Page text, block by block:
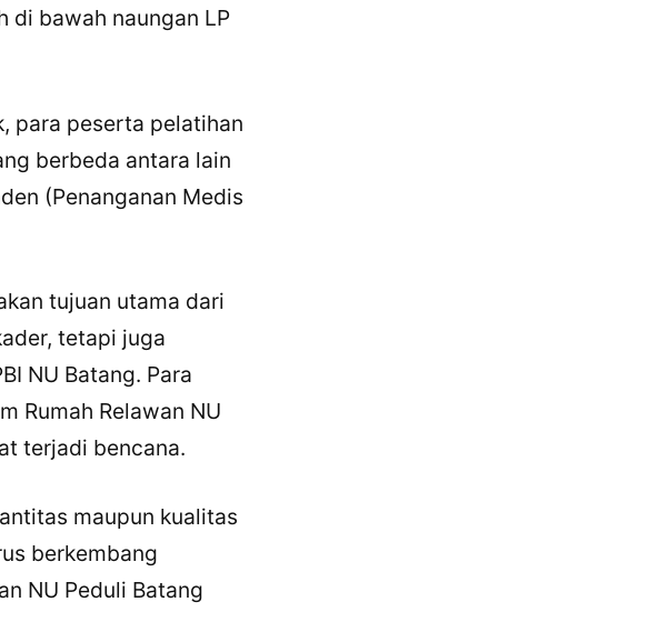
di bawah naungan LP
para peserta pelatihan
berbeda antara lain
(Penanganan Medis
tujuan utama dari
tetapi juga
NU Batang. Para
Rumah Relawan NU
terjadi bencana.
maupun kualitas
berkembang
NU Peduli Batang